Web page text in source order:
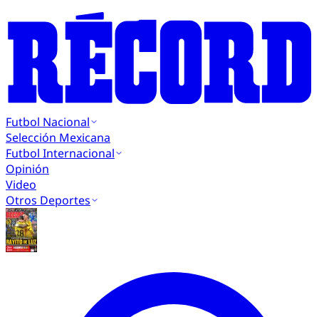
Futbol Nacional
Selección Mexicana
Futbol Internacional
Opinión
Video
Otros Deportes